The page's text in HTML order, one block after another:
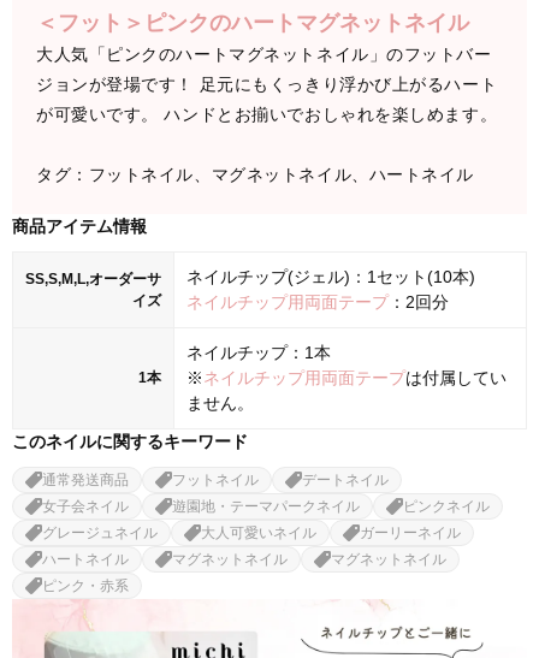
＜フット＞ピンクのハートマグネットネイル
大人気「ピンクのハートマグネットネイル」のフットバー
ジョンが登場です！ 足元にもくっきり浮かび上がるハート
が可愛いです。 ハンドとお揃いでおしゃれを楽しめます。
タグ：フットネイル、マグネットネイル、ハートネイル
商品アイテム情報
SS,S,M,L,オーダーサ
イズ
ネイルチップ(ジェル)：1セット(10本)
ネイルチップ用両面テープ：2回分
1本
ネイルチップ：1本
※ネイルチップ用両面テープは付属してい
ません。
このネイルに関するキーワード
通常発送商品 フットネイル
デートネイル
女子会ネイル
遊園地・テーマパークネイル
ピンクネイル
グレージュネイル
大人可愛いネイル
ガーリーネイル
ハートネイル
マグネットネイル
マグネットネイル
ピンク・赤系